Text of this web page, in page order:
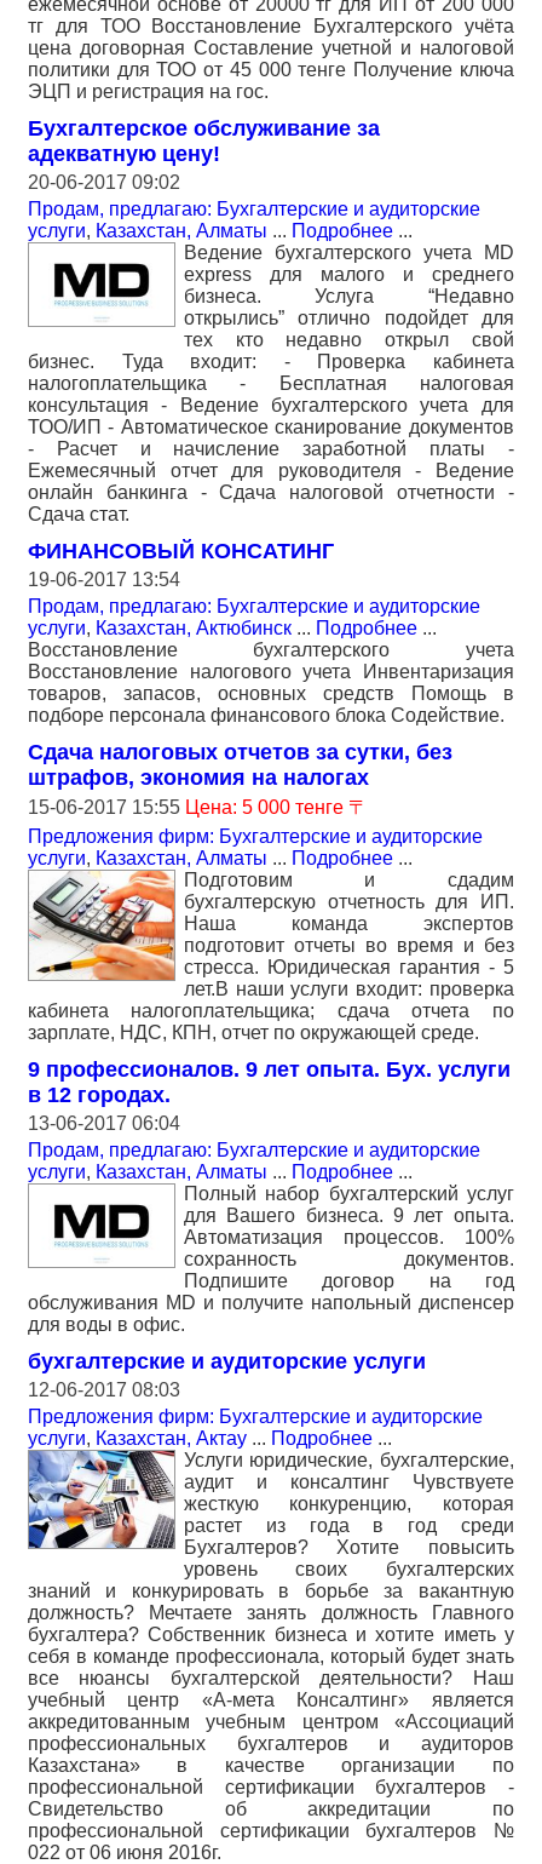
ежемесячной основе от 20000 тг для ИП от 200 000
тг для ТОО Восстановление Бухгалтерского учёта
цена договорная Составление учетной и налоговой
политики для ТОО от 45 000 тенге Получение ключа
ЭЦП и регистрация на гос.
Бухгалтерское обслуживание за
адекватную цену!
20-06-2017 09:02
Продам, предлагаю: Бухгалтерские и аудиторские
услуги, Казахстан, Алматы ... Подробнее ...
Ведение бухгалтерского учета MD
express для малого и среднего
бизнеса. Услуга “Недавно
открылись” отлично подойдет для
тех кто недавно открыл свой
бизнес. Туда входит: - Проверка кабинета
налогоплательщика - Бесплатная налоговая
консультация - Ведение бухгалтерского учета для
ТОО/ИП - Автоматическое сканирование документов
- Расчет и начисление заработной платы -
Ежемесячный отчет для руководителя - Ведение
онлайн банкинга - Сдача налоговой отчетности -
Сдача стат.
ФИНАНСОВЫЙ КОНСАТИНГ
19-06-2017 13:54
Продам, предлагаю: Бухгалтерские и аудиторские
услуги, Казахстан, Актюбинск ... Подробнее ...
Восстановление бухгалтерского учета
Восстановление налогового учета Инвентаризация
товаров, запасов, основных средств Помощь в
подборе персонала финансового блока Содействие.
Сдача налоговых отчетов за сутки, без
штрафов, экономия на налогах
15-06-2017 15:55 Цена: 5 000 тенге 〒
Предложения фирм: Бухгалтерские и аудиторские
услуги, Казахстан, Алматы ... Подробнее ...
Подготовим и сдадим
бухгалтерскую отчетность для ИП.
Наша команда экспертов
подготовит отчеты во время и без
стресса. Юридическая гарантия - 5
лет.В наши услуги входит: проверка
кабинета налогоплательщика; сдача отчета по
зарплате, НДС, КПН, отчет по окружающей среде.
9 профессионалов. 9 лет опыта. Бух. услуги
в 12 городах.
13-06-2017 06:04
Продам, предлагаю: Бухгалтерские и аудиторские
услуги, Казахстан, Алматы ... Подробнее ...
Полный набор бухгалтерский услуг
для Вашего бизнеса. 9 лет опыта.
Автоматизация процессов. 100%
сохранность документов.
Подпишите договор на год
обслуживания MD и получите напольный диспенсер
для воды в офис.
бухгалтерские и аудиторские услуги
12-06-2017 08:03
Предложения фирм: Бухгалтерские и аудиторские
услуги, Казахстан, Актау ... Подробнее ...
Услуги юридические, бухгалтерские,
аудит и консалтинг Чувствуете
жесткую конкуренцию, которая
растет из года в год среди
Бухгалтеров? Хотите повысить
уровень своих бухгалтерских
знаний и конкурировать в борьбе за вакантную
должность? Мечтаете занять должность Главного
бухгалтера? Собственник бизнеса и хотите иметь у
себя в команде профессионала, который будет знать
все нюансы бухгалтерской деятельности? Наш
учебный центр «А-мета Консалтинг» является
аккредитованным учебным центром «Ассоциаций
профессиональных бухгалтеров и аудиторов
Казахстана» в качестве организации по
профессиональной сертификации бухгалтеров -
Свидетельство об аккредитации по
профессиональной сертификации бухгалтеров №
022 от 06 июня 2016г.